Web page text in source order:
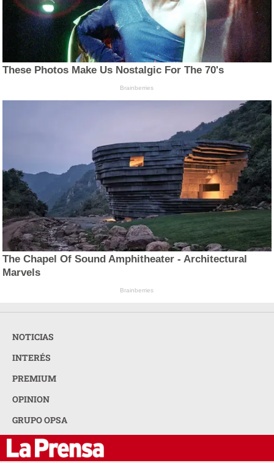
These Photos Make Us Nostalgic For The 70's
Brainberries
The Chapel Of Sound Amphitheater - Architectural
Marvels
Brainberries
NOTICIAS
INTERÉS
PREMIUM
OPINION
GRUPO OPSA